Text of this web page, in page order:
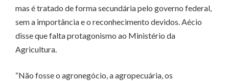
mas é tratado de forma secundária pelo governo federal,
sem a importância e o reconhecimento devidos. Aécio
disse que falta protagonismo ao Ministério da
Agricultura.
“Não fosse o agronegócio, a agropecuária, os